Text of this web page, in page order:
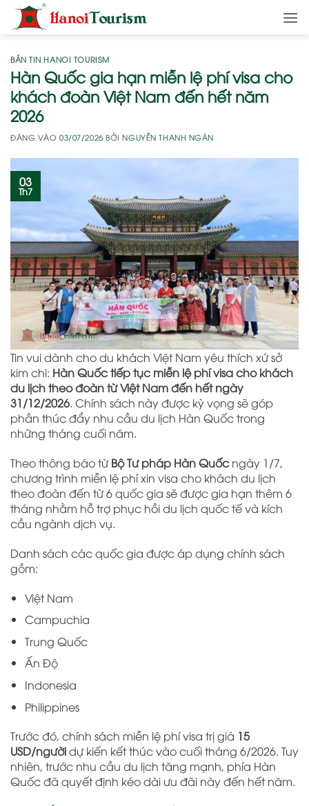
qua
dungBẢN TIN HANOI TOURISM
Hàn Quốc gia hạn miễn lệ phí visa cho
khách đoàn Việt Nam đến hết năm
2026
ĐĂNG VÀO03/07/2026 BỞINGUYỄN THANH NGÂN
03
Th7
Tin vui dành cho du khách Việt Nam yêu thích xứ sở
kim chi: Hàn Quốc tiếp tục miễn lệ phí visa cho khách
du lịch theo đoàn từ Việt Nam đến hết ngày
31/12/2026. Chính sách này được kỳ vọng sẽ góp
phần thúc đẩy nhu cầu du lịch Hàn Quốc trong
những tháng cuối năm.
Theo thông báo từ Bộ Tư pháp Hàn Quốcngày 1/7,
chương trình miễn lệ phí xin visa cho khách du lịch
theo đoàn đến từ 6 quốc gia sẽ được gia hạn thêm 6
tháng nhằm hỗ trợ phục hồi du lịch quốc tế và kích
cầu ngành dịch vụ.
Danh sách các quốc gia được áp dụng chính sách
gồm:
Việt Nam
Campuchia
Trung Quốc
Ấn Độ
Indonesia
Philippines
Trước đó, chính sách miễn lệ phí visa trị giá 15
USD/ngườidự kiến kết thúc vào cuối tháng 6/2026. Tuy
nhiên, trước nhu cầu du lịch tăng mạnh, phía Hàn
Quốc đã quyết định kéo dài ưu đãi này đến hết năm.